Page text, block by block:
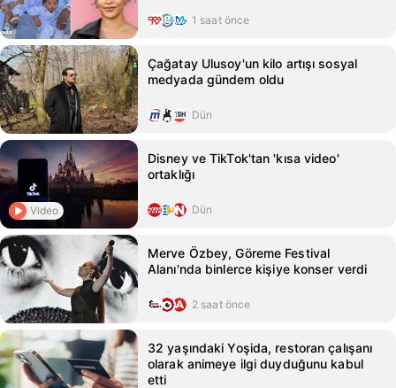
1 saat önce
Çağatay Ulusoy'un kilo artışı sosyal
medyada gündem oldu
Dün
Video
Disney ve TikTok'tan 'kısa video'
ortaklığı
Dün
Merve Özbey, Göreme Festival
Alanı'nda binlerce kişiye konser verdi
2 saat önce
32 yaşındaki Yoşida, restoran çalışanı
olarak animeye ilgi duyduğunu kabul
etti